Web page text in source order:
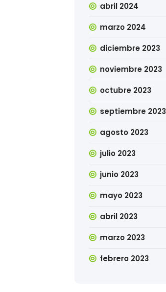
abril 2024
marzo 2024
diciembre 2023
noviembre 2023
octubre 2023
septiembre 2023
agosto 2023
julio 2023
junio 2023
mayo 2023
abril 2023
marzo 2023
febrero 2023